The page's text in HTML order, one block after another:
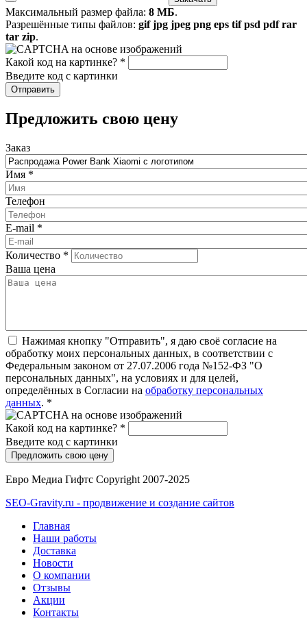
Максимальный размер файла: 8 МБ.
Разрешённые типы файлов: gif jpg jpeg png eps tif psd pdf rar
tar zip.
Какой код на картинке? *
Введите код с картинки
​Предложить свою цену
Заказ
Имя *
Телефон
E-mail *
Количество *
Ваша цена
Нажимая кнопку "Отправить", я даю своё согласие на
обработку моих персональных данных, в соответствии с
Федеральным законом от 27.07.2006 года №152-ФЗ "О
персональных данных", на условиях и для целей,
определённых в Согласии на обработку персональных
данных. *
Какой код на картинке? *
Введите код с картинки
Евро Медиа Гифтс Copyright 2007-2025
SEO-Gravity.ru - продвижение и создание сайтов
Главная
Наши работы
Доставка
Новости
О компании
Отзывы
Акции
Контакты